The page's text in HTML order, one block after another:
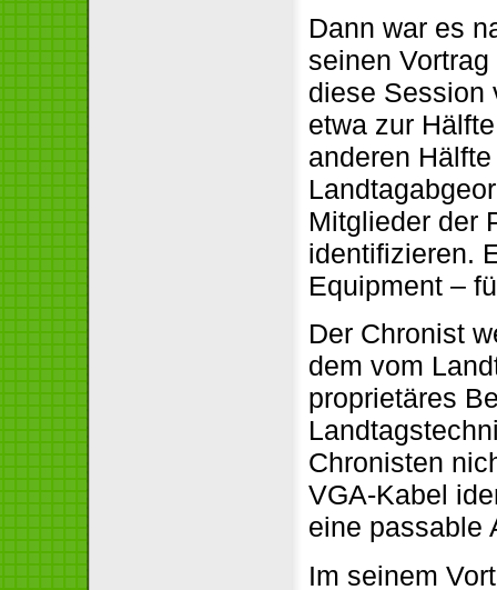
Dann war es
seinen
diese Session
etwa zur
anderen
Mitglieder der
identifizieren.
Equipment –
Der Chronist
dem vom
proprietäres
Chronisten
VGA-Kabel
eine passable
Im seinem